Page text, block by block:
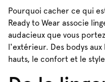
Pourquoi cacher ce qui
Ready to Wear associe
audacieux que vous
l'extérieur. Des bodys
hauts, le confort et le